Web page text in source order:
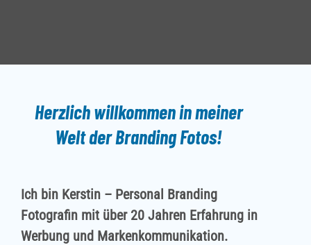
Herzlichwillkommenin meiner
Welt der Branding Fotos!
Ich bin Kerstin – Personal Branding
Fotografin mit über 20 Jahren Erfahrung in
Werbung und Markenkommunikation.